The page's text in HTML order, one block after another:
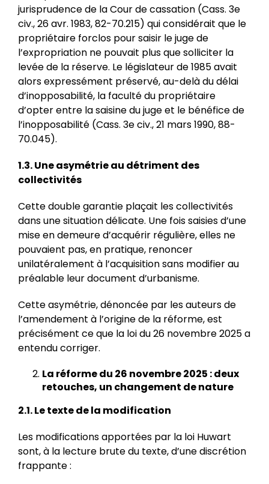
jurisprudence de la Cour de cassation (Cass. 3e
civ., 26 avr. 1983, 82-70.215) qui considérait que le
propriétaire forclos pour saisir le juge de
l’expropriation ne pouvait plus que solliciter la
levée de la réserve. Le législateur de 1985 avait
alors expressément préservé, au-delà du délai
d’inopposabilité, la faculté du propriétaire
d’opter entre la saisine du juge et le bénéfice de
l’inopposabilité (Cass. 3e civ., 21 mars 1990, 88-
70.045).
1.3. Une asymétrie au détriment des
collectivités
Cette double garantie plaçait les collectivités
dans une situation délicate. Une fois saisies d’une
mise en demeure d’acquérir régulière, elles ne
pouvaient pas, en pratique, renoncer
unilatéralement à l’acquisition sans modifier au
préalable leur document d’urbanisme.
Cette asymétrie, dénoncée par les auteurs de
l’amendement à l’origine de la réforme, est
précisément ce que la loi du 26 novembre 2025 a
entendu corriger.
La réforme du 26 novembre 2025 : deux
retouches, un changement de nature
2.1. Le texte de la modification
Les modifications apportées par la loi Huwart
sont, à la lecture brute du texte, d’une discrétion
frappante :